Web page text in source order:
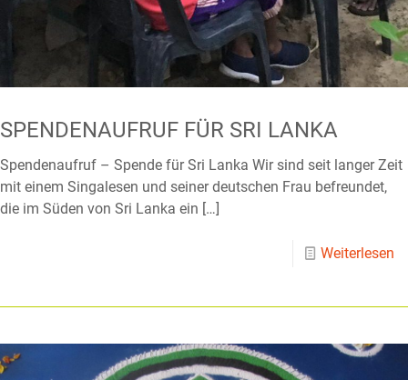
SPENDENAUFRUF FÜR SRI LANKA
Spendenaufruf – Spende für Sri Lanka Wir sind seit langer Zeit
mit einem Singalesen und seiner deutschen Frau befreundet,
die im Süden von Sri Lanka ein […]
Weiterlesen